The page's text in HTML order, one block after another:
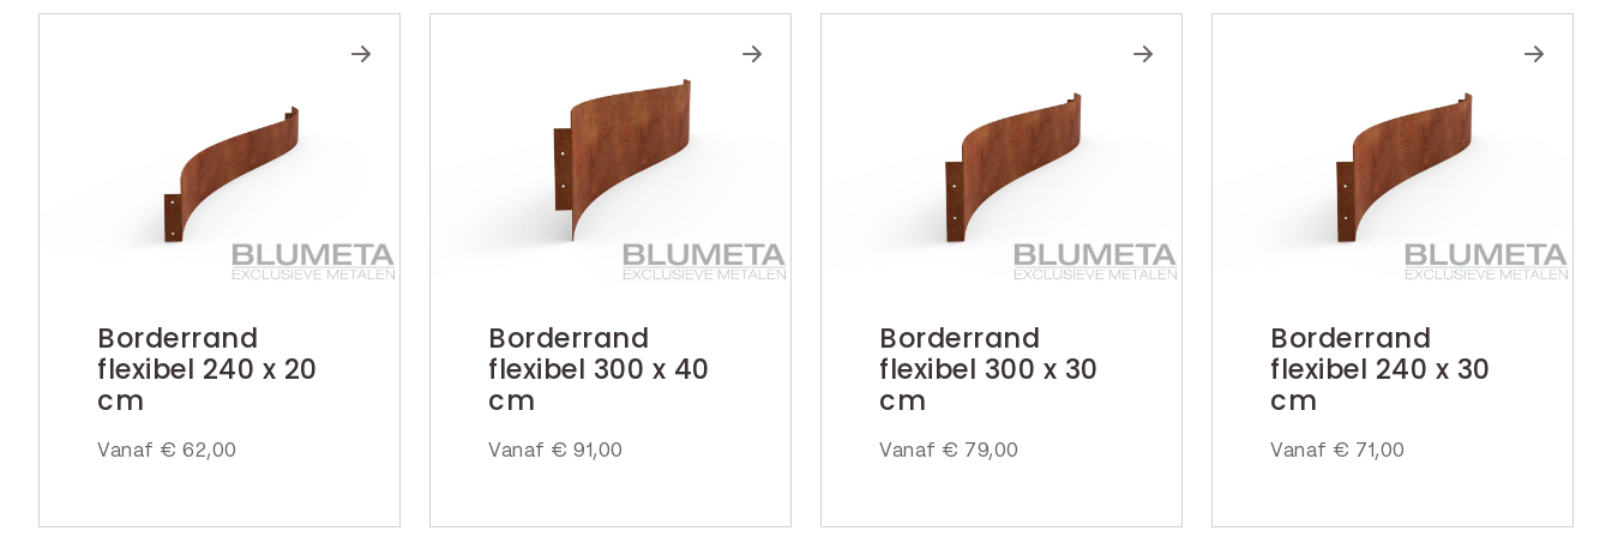
Borderrand
flexibel 240 x 20
cm
Vanaf € 62,00
Borderrand
flexibel 300 x 40
cm
Vanaf € 91,00
Borderrand
flexibel 300 x 30
cm
Vanaf € 79,00
Borderrand
flexibel 240 x 30
cm
Vanaf € 71,00